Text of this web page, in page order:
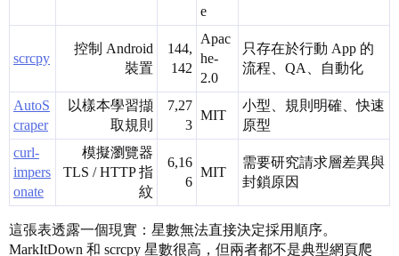
e
scrcpy
控制 Android
裝置
144,
142
Apac
he-
2.0
只存在於行動 App 的
流程、QA、自動化
AutoS
craper
以樣本學習擷
取規則
7,27
3
MIT
小型、規則明確、快速
原型
curl-
impers
onate
模擬瀏覽器
TLS / HTTP 指
紋
6,16
6
MIT
需要研究請求層差異與
封鎖原因
這張表透露一個現實：星數無法直接決定採用順序。
MarkItDown 和 scrcpy 星數很高，但兩者都不是典型網頁爬